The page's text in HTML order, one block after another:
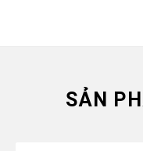
SẢN